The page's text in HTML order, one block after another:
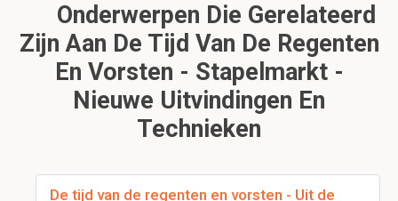
Onderwerpen Die Gerelateerd
Zijn Aan De Tijd Van De Regenten
En Vorsten - Stapelmarkt -
Nieuwe Uitvindingen En
Technieken
De tijd van de regenten en vorsten - Uit de